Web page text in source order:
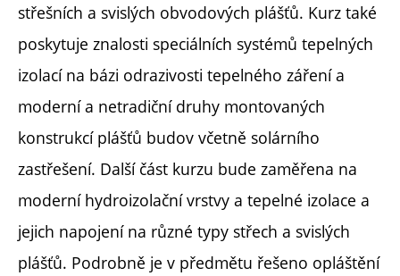
střešních a svislých obvodových plášťů. Kurz také
poskytuje znalosti speciálních systémů tepelných
izolací na bázi odrazivosti tepelného záření a
moderní a netradiční druhy montovaných
konstrukcí plášťů budov včetně solárního
zastřešení. Další část kurzu bude zaměřena na
moderní hydroizolační vrstvy a tepelné izolace a
jejich napojení na různé typy střech a svislých
plášťů. Podrobně je v předmětu řešeno opláštění